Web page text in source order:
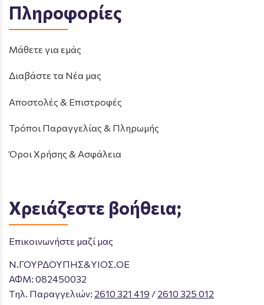
Πληροφορίες
Μάθετε για εμάς
Διαβάστε τα Νέα μας
Αποστολές & Επιστροφές
Τρόποι Παραγγελίας & Πληρωμής
Όροι Χρήσης & Ασφάλεια
Χρειάζεστε βοήθεια;
Επικοινωνήστε μαζί μας
Ν.ΓΟΥΡΔΟΥΠΗΣ&ΥΙΟΣ.ΟΕ
ΑΦΜ: 082450032
Tηλ. Παραγγελιών: 2610 321 419 / 2610 325 012